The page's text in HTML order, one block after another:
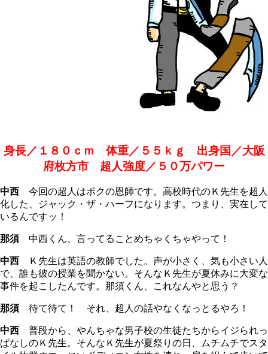
身長／１８０ｃｍ 体重／５５ｋｇ 出身国／大阪
府枚方市 超人強度／５０万パワー
中西 今回の超人はボクの恩師です。高校時代のＫ先生を超人
化した、ジャック・ザ・ハーフになります。つまり、実在して
いるんですッ！
那須 中西くん、言ってることめちゃくちゃやって！
中西 Ｋ先生は英語の教師でした。声が小さく、気も小さい人
で、誰も彼の授業を聞かない。そんなＫ先生が夏休みに大変な
事件を起こしたんです。那須くん、これなんやと思う？
那須 待て待て！ それ、超人の話やなくなっとるやろ！
中西 普段から、やんちゃな男子校の生徒たちからイジられっ
ぱなしのＫ先生。そんなＫ先生が夏祭りの日、ムチムチでスタ